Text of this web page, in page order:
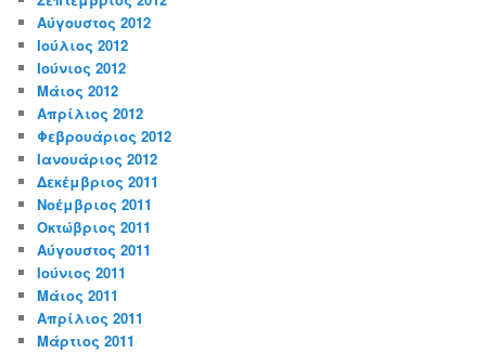
Αύγουστος 2012
Ιούλιος 2012
Ιούνιος 2012
Μάιος 2012
Απρίλιος 2012
Φεβρουάριος 2012
Ιανουάριος 2012
Δεκέμβριος 2011
Νοέμβριος 2011
Οκτώβριος 2011
Αύγουστος 2011
Ιούνιος 2011
Μάιος 2011
Απρίλιος 2011
Μάρτιος 2011